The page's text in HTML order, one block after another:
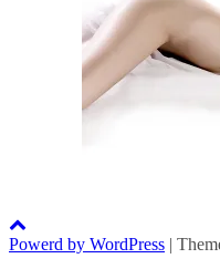
Powerd by WordPress |